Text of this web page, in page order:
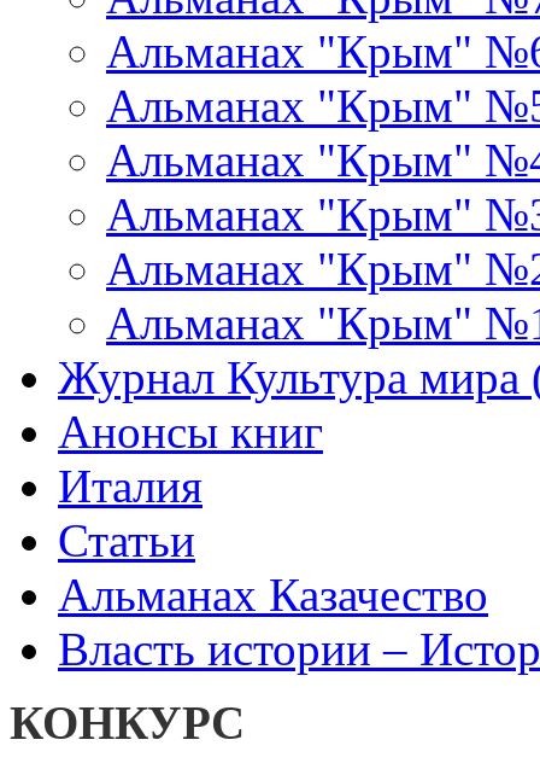
Альманах "Крым"
Альманах "Крым"
Альманах "Крым"
Альманах "Крым"
Альманах "Крым"
Альманах "Крым"
Журнал Культура
Анонсы книг
Италия
Статьи
Альманах Казачество
Власть истории –
КОНКУРС